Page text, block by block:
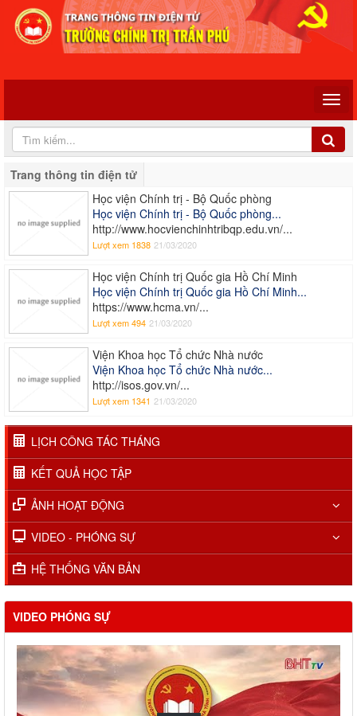
Trang thông tin điện tử
Học viện Chính trị - Bộ Quốc phòng
Học viện Chính trị - Bộ Quốc phòng...
http://www.hocvienchinhtribqp.edu.vn/...
Lượt xem 1838 21/03/2020
Học viện Chính trị Quốc gia Hồ Chí Minh
Học viện Chính trị Quốc gia Hồ Chí Minh...
https://www.hcma.vn/...
Lượt xem 494 21/03/2020
Viện Khoa học Tổ chức Nhà nước
Viện Khoa học Tổ chức Nhà nước...
http://isos.gov.vn/...
Lượt xem 1341 21/03/2020
LỊCH CÔNG TÁC THÁNG
KẾT QUẢ HỌC TẬP
ẢNH HOẠT ĐỘNG
VIDEO - PHÓNG SỰ
HỆ THỐNG VĂN BẢN
VIDEO PHÓNG SỰ